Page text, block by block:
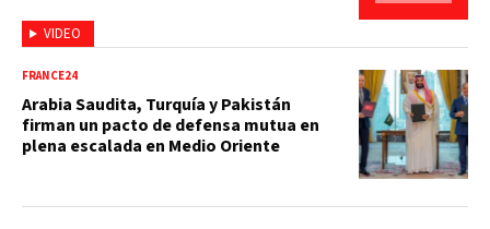
VIDEO
FRANCE24
Arabia Saudita, Turquía y Pakistán
firman un pacto de defensa mutua en
plena escalada en Medio Oriente